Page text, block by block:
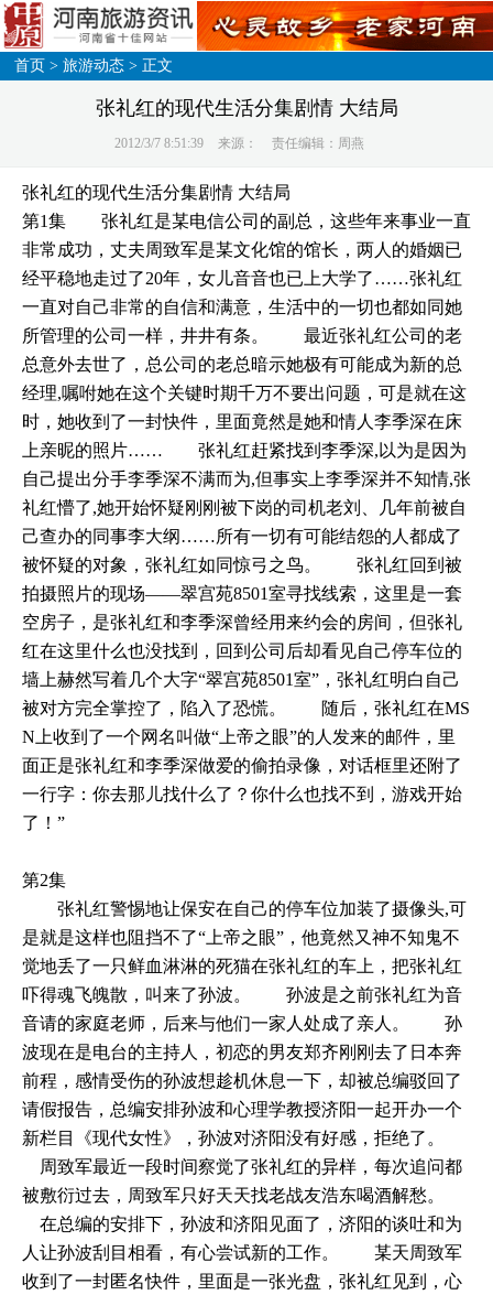
首页 >旅游动态 > 正文
张礼红的现代生活分集剧情 大结局
2012/3/7 8:51:39 来源： 责任编辑：周燕
张礼红的现代生活分集剧情 大结局
第1集 张礼红是某电信公司的副总，这些年来事业一直
非常成功，丈夫周致军是某文化馆的馆长，两人的婚姻已
经平稳地走过了20年，女儿音音也已上大学了……张礼红
一直对自己非常的自信和满意，生活中的一切也都如同她
所管理的公司一样，井井有条。 最近张礼红公司的老
总意外去世了，总公司的老总暗示她极有可能成为新的总
经理,嘱咐她在这个关键时期千万不要出问题，可是就在这
时，她收到了一封快件，里面竟然是她和情人李季深在床
上亲昵的照片…… 张礼红赶紧找到李季深,以为是因为
自己提出分手李季深不满而为,但事实上李季深并不知情,张
礼红懵了,她开始怀疑刚刚被下岗的司机老刘、几年前被自
己查办的同事李大纲……所有一切有可能结怨的人都成了
被怀疑的对象，张礼红如同惊弓之鸟。 张礼红回到被
拍摄照片的现场——翠宫苑8501室寻找线索，这里是一套
空房子，是张礼红和李季深曾经用来约会的房间，但张礼
红在这里什么也没找到，回到公司后却看见自己停车位的
墙上赫然写着几个大字“翠宫苑8501室”，张礼红明白自己
被对方完全掌控了，陷入了恐慌。 随后，张礼红在MS
N上收到了一个网名叫做“上帝之眼”的人发来的邮件，里
面正是张礼红和李季深做爱的偷拍录像，对话框里还附了
一行字：你去那儿找什么了？你什么也找不到，游戏开始
了！”
第2集
张礼红警惕地让保安在自己的停车位加装了摄像头,可
是就是这样也阻挡不了“上帝之眼”，他竟然又神不知鬼不
觉地丢了一只鲜血淋淋的死猫在张礼红的车上，把张礼红
吓得魂飞魄散，叫来了孙波。 孙波是之前张礼红为音
音请的家庭老师，后来与他们一家人处成了亲人。 孙
波现在是电台的主持人，初恋的男友郑齐刚刚去了日本奔
前程，感情受伤的孙波想趁机休息一下，却被总编驳回了
请假报告，总编安排孙波和心理学教授济阳一起开办一个
新栏目《现代女性》，孙波对济阳没有好感，拒绝了。
周致军最近一段时间察觉了张礼红的异样，每次追问都
被敷衍过去，周致军只好天天找老战友浩东喝酒解愁。
在总编的安排下，孙波和济阳见面了，济阳的谈吐和为
人让孙波刮目相看，有心尝试新的工作。 某天周致军
收到了一封匿名快件，里面是一张光盘，张礼红见到，心